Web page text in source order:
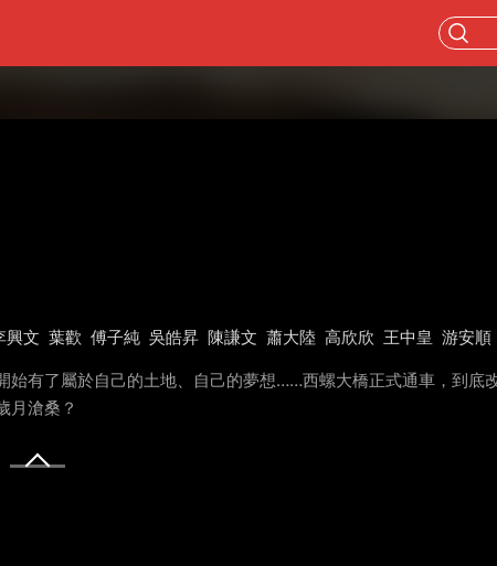
興文 葉歡 傅子純 吳皓昇 陳謙文 蕭大陸 高欣欣 王中皇 游安順
有了屬於自己的土地、自己的夢想……西螺大橋正式通車，到底
月滄桑？